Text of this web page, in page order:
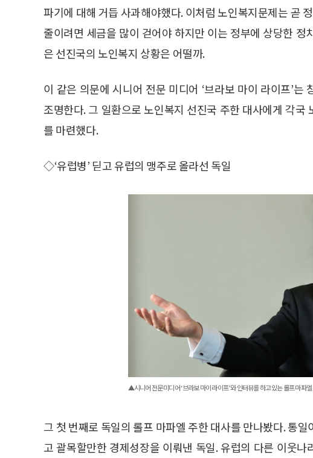
파기에 대해 거듭 사과해야했다. 이처럼 노인복지문제는 곧
줄이려면 세금을 많이 걷어야 하지만 이는 정부에 상당한 정
은 선진국의 노인복지 상황은 어떨까.
이 같은 의문에 시니어 전문 미디어 ‘브라보 마이 라이프’
조명한다. 그 일환으로 노인복지 선진국 주한 대사에게 각국
를 마련했다.
◇‘유럽병’ 딛고 유럽의 맹주로 올라선 독일
▲시니어 전문 미디어 ‘브라보 마이 라이프’와 인터뷰를 하고 있는 롤프 마파
그 첫 번째로 독일의 롤프 마파엘 주한 대사를 만나봤다. 통
고 괄목할만한 경제성장을 이뤄낸 독일. 유럽의 다른 이웃